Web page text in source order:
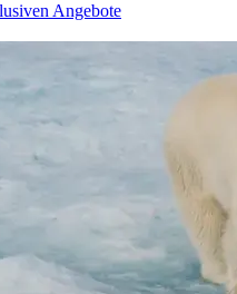
Angebote